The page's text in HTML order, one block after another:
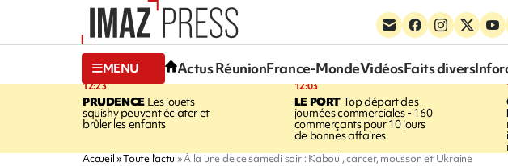
MENU Actus RéunionFrance-MondeVidéosFaits divers
12:23
PRUDENCELes jouets
squishy peuvent éclater et
brûler les enfants
12:03
LE PORTTop départ des
journées commerciales - 160
commerçants pour 10 jours
de bonnes affaires
Accueil Toute l'actu À la une de ce samedi soir : Kaboul, cancer, mousson et Ukraine